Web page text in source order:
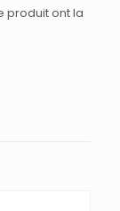
produit ont la